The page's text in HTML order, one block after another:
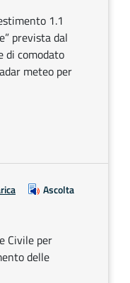
1.1
prevista dal
di comodato
meteo per
Ascolta
Civile per
delle